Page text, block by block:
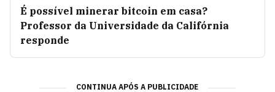
É possível minerar bitcoin em casa?
Professor da Universidade da Califórnia
responde
CONTINUA APÓS A PUBLICIDADE